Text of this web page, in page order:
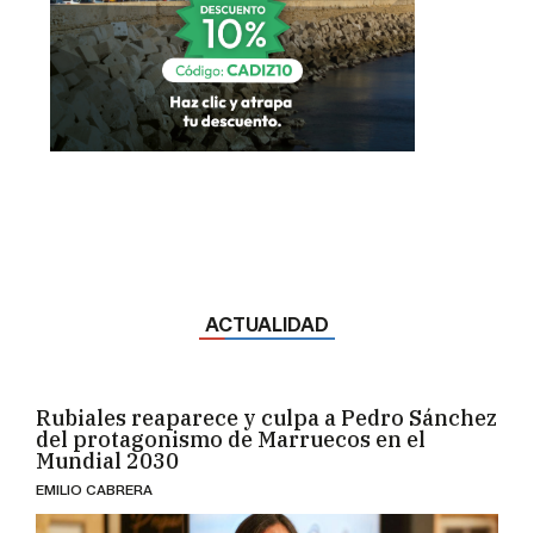
Rubiales reaparece y culpa a Pedro Sánchez
del protagonismo de Marruecos en el
Mundial 2030